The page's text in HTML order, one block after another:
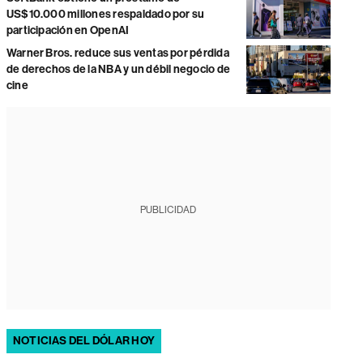
US$10.000 millones respaldado por su
participación en OpenAI
Warner Bros. reduce sus ventas por pérdida
de derechos de la NBA y un débil negocio de
cine
PUBLICIDAD
NOTICIAS DEL DÓLAR HOY